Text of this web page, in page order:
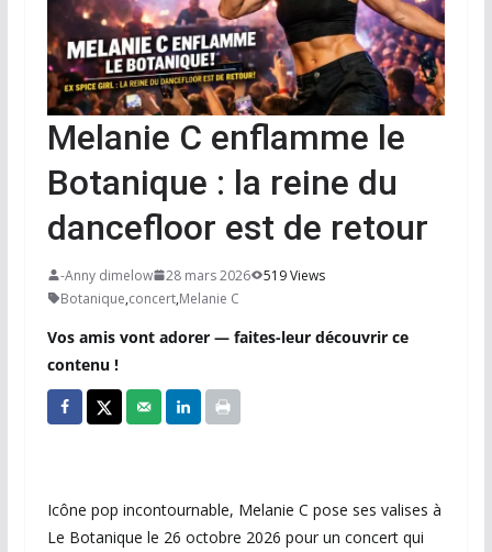
Melanie C enflamme le
Botanique : la reine du
dancefloor est de retour
-Anny dimelow 28 mars 2026
519 Views
Botanique,concert,Melanie C
Vos amis vont adorer — faites-leur découvrir ce
contenu !
Icône pop incontournable, Melanie C pose ses valises à
Le Botanique le 26 octobre 2026 pour un concert qui